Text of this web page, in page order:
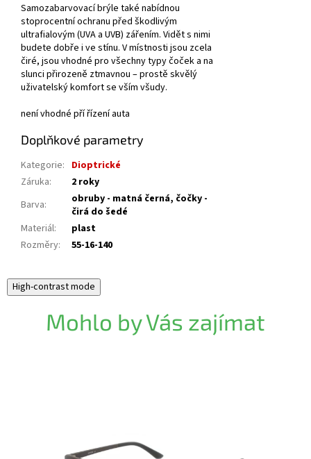
Samozabarvovací brýle také nabídnou
stoprocentní ochranu před škodlivým
ultrafialovým (UVA a UVB) zářením. Vidět s nimi
budete dobře i ve stínu. V místnosti jsou zcela
čiré, jsou vhodné pro všechny typy čoček a na
slunci přirozeně ztmavnou – prostě skvělý
uživatelský komfort se vším všudy.
není vhodné pří řízení auta
Doplňkové parametry
Kategorie: Dioptrické
Záruka:
2 roky
Barva:
obruby - matná černá, čočky -
čirá do šedé
Materiál:
plast
Rozměry: 55-16-140
High-contrast mode
Mohlo by Vás zajímat